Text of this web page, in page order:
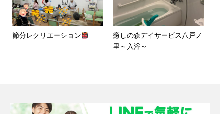
節分レクリエーション
癒しの森デイサービス八戸ノ
里～入浴～